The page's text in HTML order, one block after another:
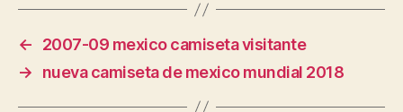
←
2007-09 mexico camiseta visitante
→
nueva camiseta de mexico mundial 2018